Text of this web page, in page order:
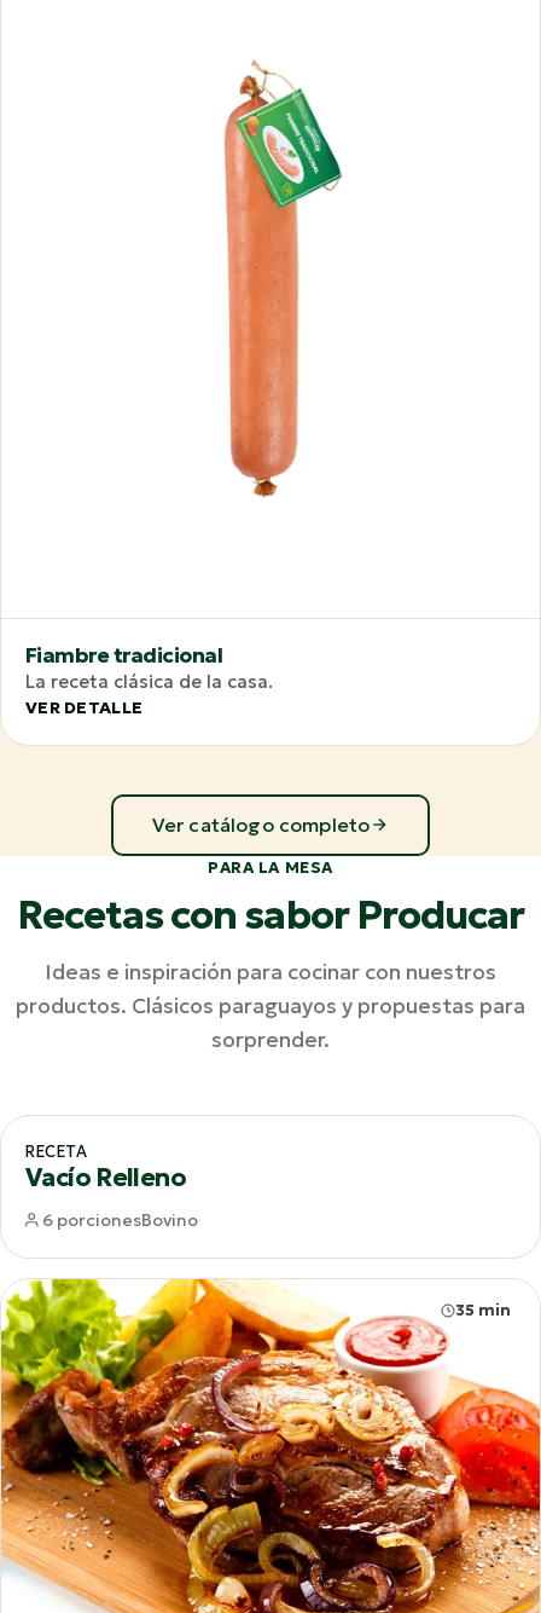
Fiambre tradicional
La receta clásica de la casa.
VER DETALLE
Ver catálogo completo
PARA LA MESA
Recetas con sabor Producar
Ideas e inspiración para cocinar con nuestros
productos. Clásicos paraguayos y propuestas para
sorprender.
RECETA
Vacío Relleno
6 porcionesBovino
35 min